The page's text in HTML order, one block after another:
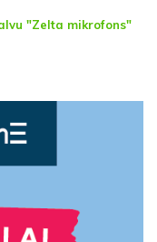
"Zelta mikrofons"